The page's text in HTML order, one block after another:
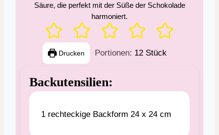
Säure, die perfekt mit der Süße der Schokolade
harmoniert.
Drucken Portionen: 12 Stück
Backutensilien:
1 rechteckige Backform 24 x 24 cm